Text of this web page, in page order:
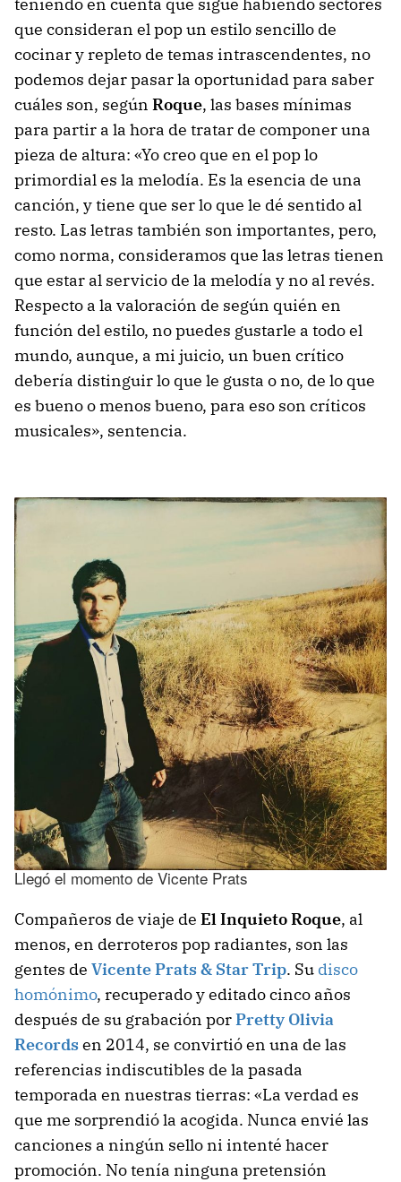
que consideran el pop un estilo sencillo de
cocinar y repleto de temas intrascendentes, no
podemos dejar pasar la oportunidad para saber
cuáles son, según Roque, las bases mínimas
para partir a la hora de tratar de componer una
pieza de altura: «Yo creo que en el pop lo
primordial es la melodía. Es la esencia de una
canción, y tiene que ser lo que le dé sentido al
resto. Las letras también son importantes, pero,
como norma, consideramos que las letras tienen
que estar al servicio de la melodía y no al revés.
Respecto a la valoración de según quién en
función del estilo, no puedes gustarle a todo el
mundo, aunque, a mi juicio, un buen crítico
debería distinguir lo que le gusta o no, de lo que
es bueno o menos bueno, para eso son críticos
musicales», sentencia.
Llegó el momento de Vicente Prats
Compañeros de viaje de El Inquieto Roque, al
menos, en derroteros pop radiantes, son las
gentes de Vicente Prats & Star Trip. Su disco
homónimo, recuperado y editado cinco años
después de su grabación porPretty Olivia
Recordsen 2014, se convirtió en una de las
referencias indiscutibles de la pasada
temporada en nuestras tierras: «La verdad es
que me sorprendió la acogida. Nunca envié las
canciones a ningún sello ni intenté hacer
promoción. No tenía ninguna pretensión